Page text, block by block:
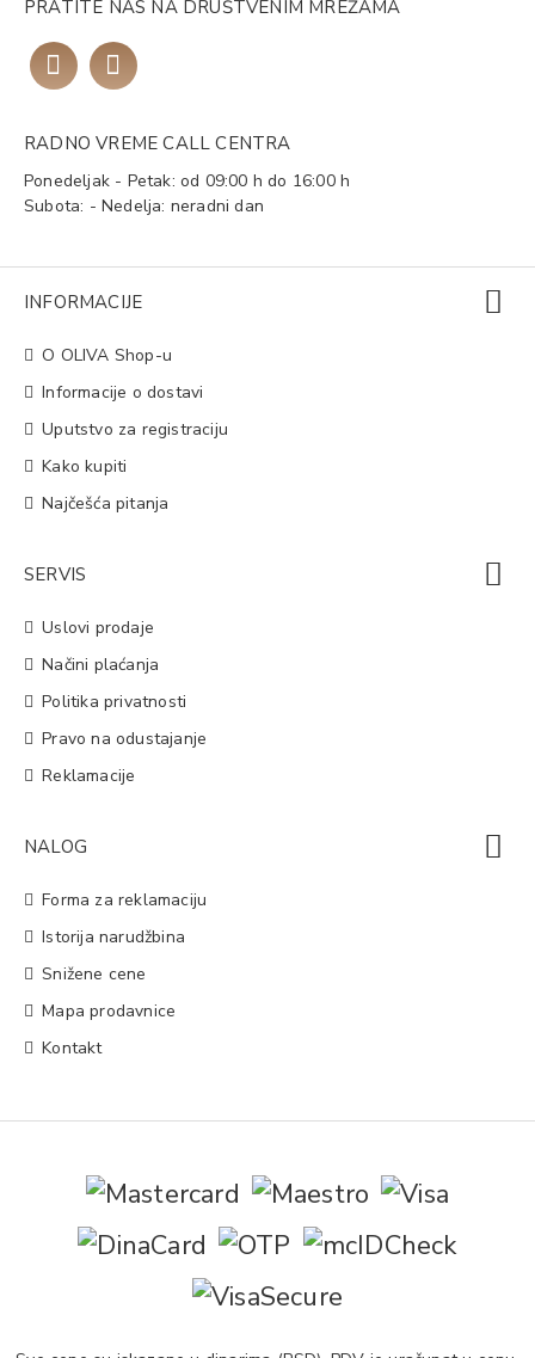
PRATITE NAS NA DRUŠTVENIM MREŽAMA
RADNO VREME CALL CENTRA
Ponedeljak - Petak: od 09:00 h do 16:00 h
Subota: - Nedelja: neradni dan
INFORMACIJE
O OLIVA Shop-u
Informacije o dostavi
Uputstvo za registraciju
Kako kupiti
Najčešća pitanja
SERVIS
Uslovi prodaje
Načini plaćanja
Politika privatnosti
Pravo na odustajanje
Reklamacije
NALOG
Forma za reklamaciju
Istorija narudžbina
Snižene cene
Mapa prodavnice
Kontakt